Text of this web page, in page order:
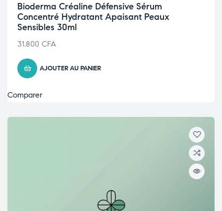
Bioderma Créaline Défensive Sérum
Concentré Hydratant Apaisant Peaux
Sensibles 30ml
31.800 CFA
AJOUTER AU PANIER
Comparer